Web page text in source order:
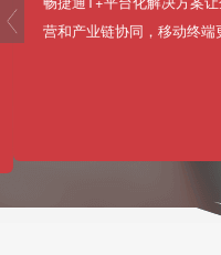
营和产业链协同，移动终端
prev